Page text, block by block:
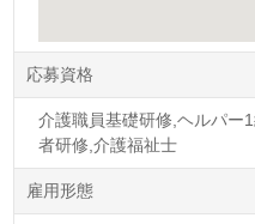
応募資格
介護職員基礎研修,ヘルパー
者研修,介護福祉士
雇用形態